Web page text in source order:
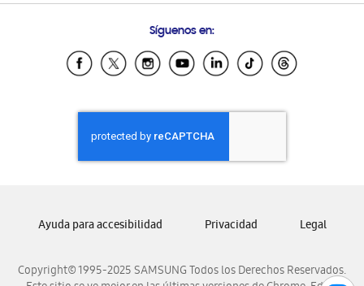
Samsung Ecuador
Samsung El Salvador
Samsung Honduras
Samsung Nicaragua
Samsung Panamá
Samsung Venezuela
Síguenos en:
Copyright© 1995-2025 SAMSUNG Todos los Derechos Reservados.
Ayuda para accesibilidad Privacidad Legal